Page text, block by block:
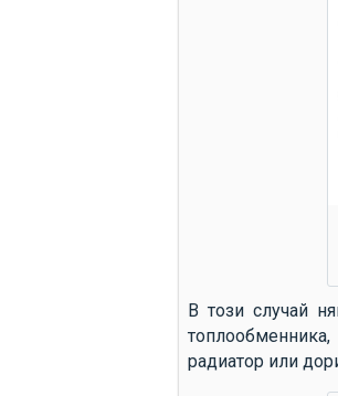
В този случай
радиатор или